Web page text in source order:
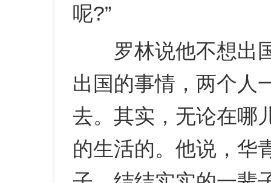
呢?”
罗林说他不想出国
出国的事情，两个人
去。其实，无论在哪
的生活的。他说，华